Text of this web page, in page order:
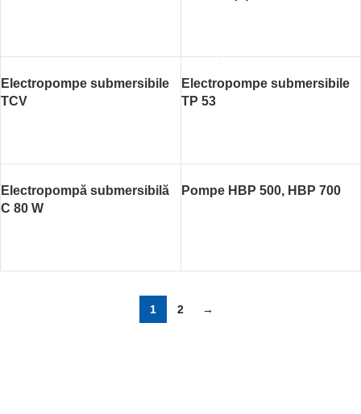
Electropompe submersibile
TCV
Electropompe submersibile
TP 53
Electropompă submersibilă
C 80 W
Pompe HBP 500, HBP 700
1 2 →